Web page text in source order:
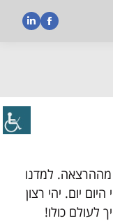
מההרצאה. למדנו
יום. יהי רצון
לעולם כולו!